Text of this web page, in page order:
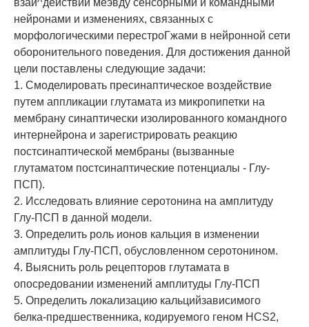
взаи^действий меэвду сенсорными и командными
нейронами и изменениях, связанных с
морфологическими перестроГжами в нейронной сети
оборонительного поведения. Для достижения данной
цели поставлены следующие задачи:
1. Смоделировать пресинаптическое воздействие
путем аппликации глутамата из микропипетки на
мембрану синаптически изолированного командного
интернейрона и зарегистрировать реакцию
постсинаптической мембраны (вызванные
глутаматом постсинаптические потенциалы - Глу-
ПСП).
2. Исследовать влияние серотонина на амплитуду
Глу-ПСП в данной модели.
3. Определить роль ионов кальция в изменении
амплитуды Глу-ПСП, обусловленном серотонином.
4. Выяснить роль рецепторов глутамата в
опосредовании изменений амплитуды Глу-ПСП
5. Определить локализацию кальцийзависимого
белка-предшественника, кодируемого геном HCS2,